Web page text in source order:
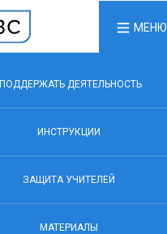
МЕНЮ
ПОДДЕРЖАТЬ ДЕЯТЕЛЬНОСТЬ
ИНСТРУКЦИИ
ЗАЩИТА УЧИТЕЛЕЙ
МАТЕРИАЛЫ